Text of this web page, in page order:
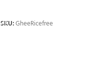
SKU:GheeRicefree